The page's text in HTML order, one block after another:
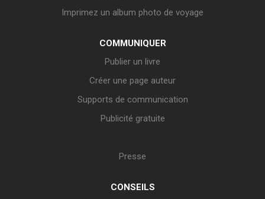
Imprimez un album photo de voyage
COMMUNIQUER
Publier un livre
Créer une page auteur
Supports de communication
Publicité gratuite
Presse
CONSEILS